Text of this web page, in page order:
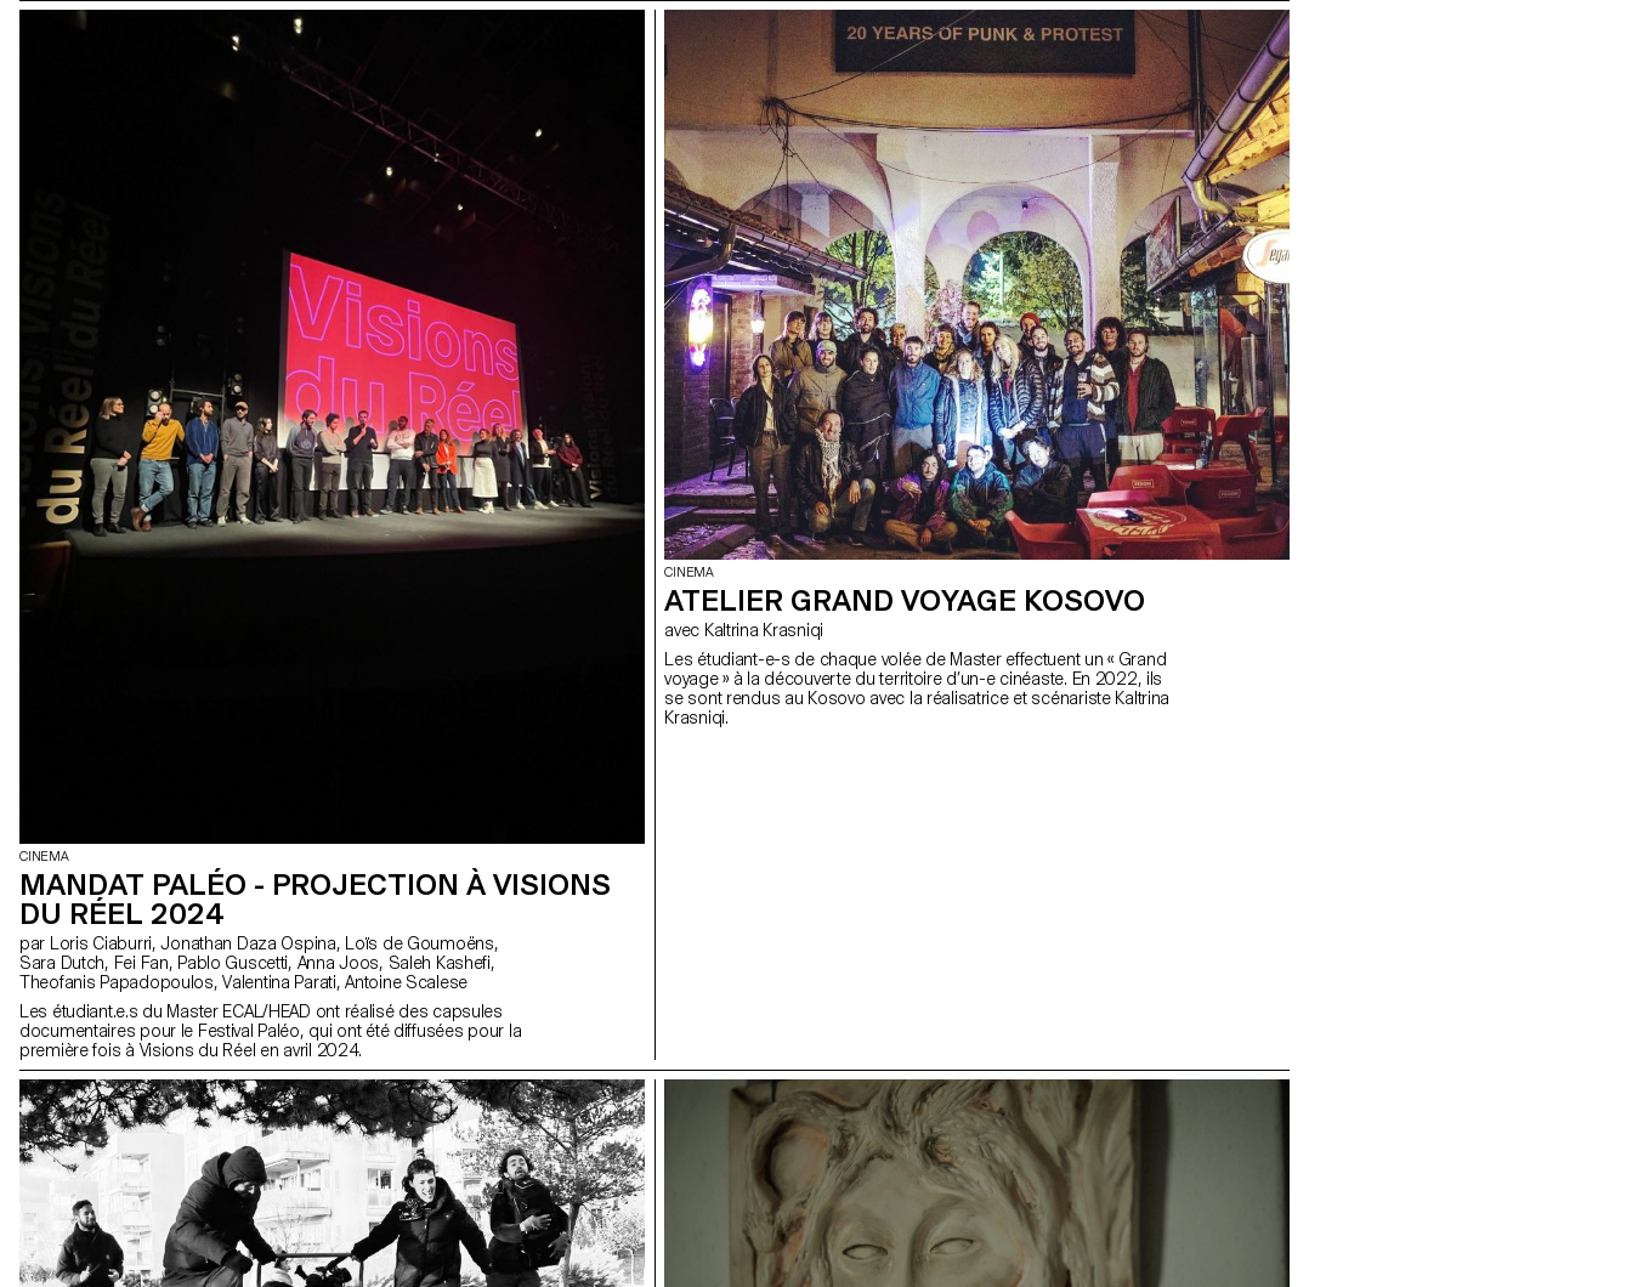
CINEMA
MANDAT PALÉO - PROJECTION À VISIONS
DU RÉEL 2024
par Loris Ciaburri, Jonathan Daza Ospina, Loïs de Goumoëns,
Sara Dutch, Fei Fan, Pablo Guscetti, Anna Joos, Saleh Kashefi,
Theofanis Papadopoulos, Valentina Parati, Antoine Scalese
Les étudiant.e.s du Master ECAL/HEAD ont réalisé des capsules
documentaires pour le Festival Paléo, qui ont été diffusées pour la
première fois à Visions du Réel en avril 2024.
CINEMA
ATELIER GRAND VOYAGE KOSOVO
avec Kaltrina Krasniqi
Les étudiant-e-s de chaque volée de Master effectuent un « Grand
voyage » à la découverte du territoire d’un-e cinéaste. En 2022, ils
se sont rendus au Kosovo avec la réalisatrice et scénariste Kaltrina
Krasniqi.